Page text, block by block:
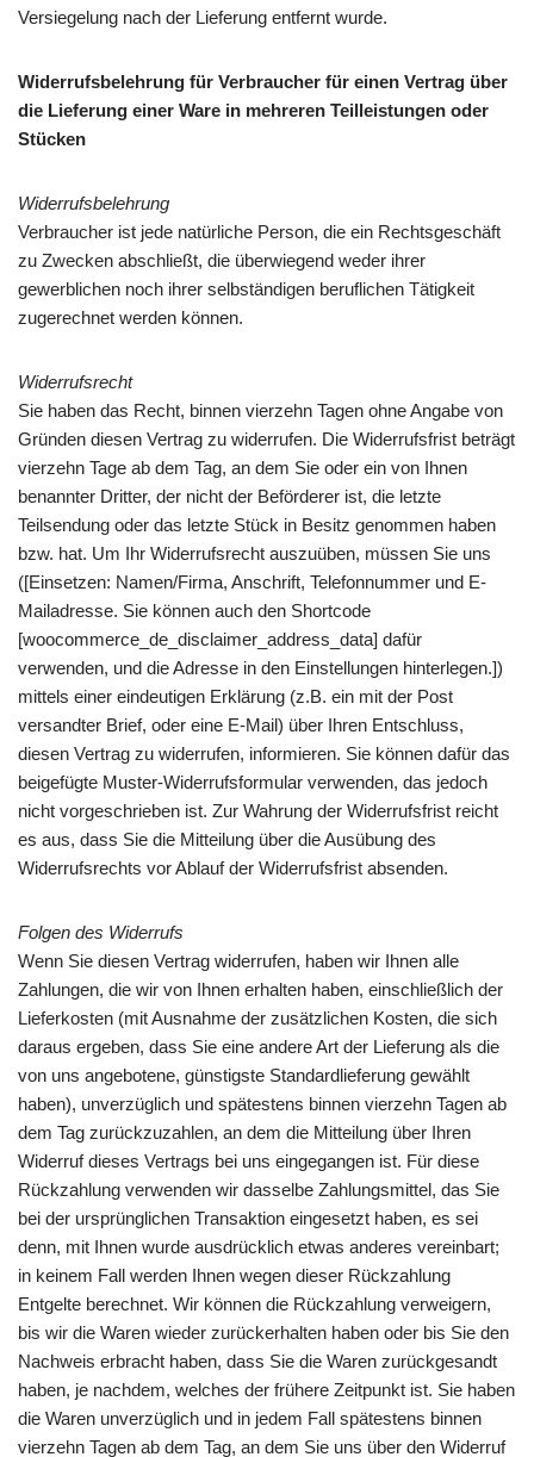
Versiegelung nach der Lieferung entfernt wurde.
Widerrufsbelehrung für Verbraucher für einen Vertrag über
die Lieferung einer Ware in mehreren Teilleistungen oder
Stücken
Widerrufsbelehrung
Verbraucher ist jede natürliche Person, die ein Rechtsgeschäft
zu Zwecken abschließt, die überwiegend weder ihrer
gewerblichen noch ihrer selbständigen beruflichen Tätigkeit
zugerechnet werden können.
Widerrufsrecht
Sie haben das Recht, binnen vierzehn Tagen ohne Angabe von
Gründen diesen Vertrag zu widerrufen. Die Widerrufsfrist beträgt
vierzehn Tage ab dem Tag, an dem Sie oder ein von Ihnen
benannter Dritter, der nicht der Beförderer ist, die letzte
Teilsendung oder das letzte Stück in Besitz genommen haben
bzw. hat. Um Ihr Widerrufsrecht auszuüben, müssen Sie uns
([Einsetzen: Namen/Firma, Anschrift, Telefonnummer und E-
Mailadresse. Sie können auch den Shortcode
[woocommerce_de_disclaimer_address_data] dafür
verwenden, und die Adresse in den Einstellungen hinterlegen.])
mittels einer eindeutigen Erklärung (z.B. ein mit der Post
versandter Brief, oder eine E-Mail) über Ihren Entschluss,
diesen Vertrag zu widerrufen, informieren. Sie können dafür das
beigefügte Muster-Widerrufsformular verwenden, das jedoch
nicht vorgeschrieben ist. Zur Wahrung der Widerrufsfrist reicht
es aus, dass Sie die Mitteilung über die Ausübung des
Widerrufsrechts vor Ablauf der Widerrufsfrist absenden.
Folgen des Widerrufs
Wenn Sie diesen Vertrag widerrufen, haben wir Ihnen alle
Zahlungen, die wir von Ihnen erhalten haben, einschließlich der
Lieferkosten (mit Ausnahme der zusätzlichen Kosten, die sich
daraus ergeben, dass Sie eine andere Art der Lieferung als die
von uns angebotene, günstigste Standardlieferung gewählt
haben), unverzüglich und spätestens binnen vierzehn Tagen ab
dem Tag zurückzuzahlen, an dem die Mitteilung über Ihren
Widerruf dieses Vertrags bei uns eingegangen ist. Für diese
Rückzahlung verwenden wir dasselbe Zahlungsmittel, das Sie
bei der ursprünglichen Transaktion eingesetzt haben, es sei
denn, mit Ihnen wurde ausdrücklich etwas anderes vereinbart;
in keinem Fall werden Ihnen wegen dieser Rückzahlung
Entgelte berechnet. Wir können die Rückzahlung verweigern,
bis wir die Waren wieder zurückerhalten haben oder bis Sie den
Nachweis erbracht haben, dass Sie die Waren zurückgesandt
haben, je nachdem, welches der frühere Zeitpunkt ist. Sie haben
die Waren unverzüglich und in jedem Fall spätestens binnen
vierzehn Tagen ab dem Tag, an dem Sie uns über den Widerruf